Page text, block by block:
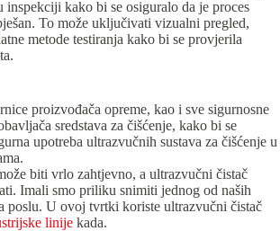
inspekciji kako bi se osiguralo da je proces
To može uključivati vizualni pregled,
metode testiranja kako bi se provjerila
proizvođača opreme, kao i sve sigurnosne
sredstava za čišćenje, kako bi se
upotreba ultrazvučnih sustava za čišćenje u
biti vrlo zahtjevno, a ultrazvučni čistač
Imali smo priliku snimiti jednog od naših
poslu. U ovoj tvrtki koriste ultrazvučni čistač
linije kada.